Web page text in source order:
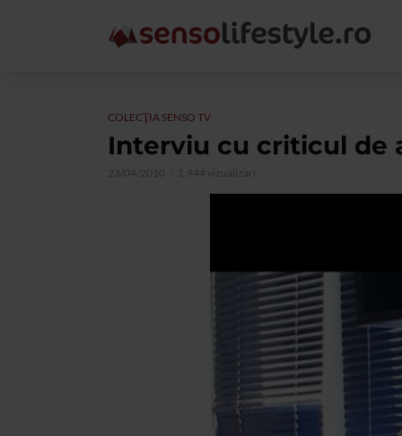
COLECŢIA SENSO TV
Interviu cu criticul de
23/04/2010 1.944 vizualizari